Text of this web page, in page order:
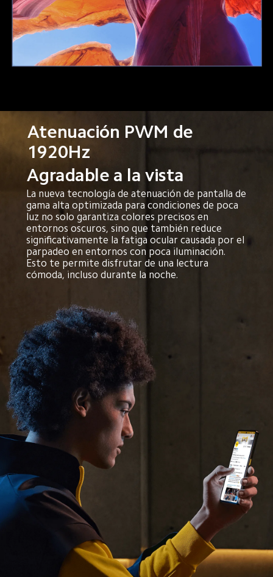
Atenuación PWM de
1920Hz
Agradable a la vista
La nueva tecnología de atenuación de pantalla de
gama alta optimizada para condiciones de poca
luz no solo garantiza colores precisos en
entornos oscuros, sino que también reduce
significativamente la fatiga ocular causada por el
parpadeo en entornos con poca iluminación.
Esto te permite disfrutar de una lectura
cómoda, incluso durante la noche.